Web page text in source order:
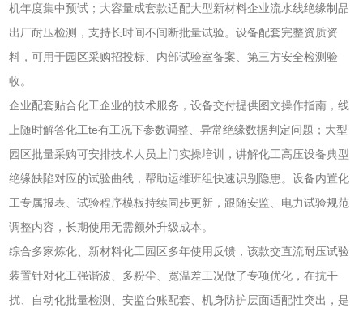
机年度集中预试；大容量成套款适配大型新材料企业流水线绝缘制品
出厂耐压检测，支持长时间不间断批量试验。设备配套完整资质资
料，可用于园区采购招投标、内部试验室备案、第三方安全检测验
收。
企业配套贴合化工企业的技术服务，设备交付提供图文操作指南，线
上随时解答化工te有工况下参数调整、异常绝缘数据判定问题；大型
园区批量采购可安排技术人员上门实操培训，讲解化工高压设备典型
绝缘缺陷对应的试验曲线，帮助运维班组快速识别隐患。设备内置化
工专属报表、试验程序模板持续同步更新，跟随安监、电力试验规范
调整内容，长期使用无需额外升级成本。
综合多家炼化、新材料化工园区多年使用反馈，该款交直流耐压试验
装置针对化工强谐波、多粉尘、宽温差工况做了专项优化，在抗干
扰、自动化批量检测、安监台账配套、机身防护层面适配性突出，是